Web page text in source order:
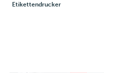
Etikettendrucker